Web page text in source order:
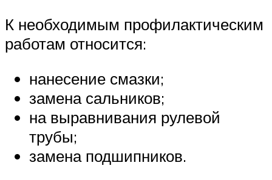
К необходимым профилактическим
работам относится:
нанесение смазки;
замена сальников;
на выравнивания рулевой
трубы;
замена подшипников.